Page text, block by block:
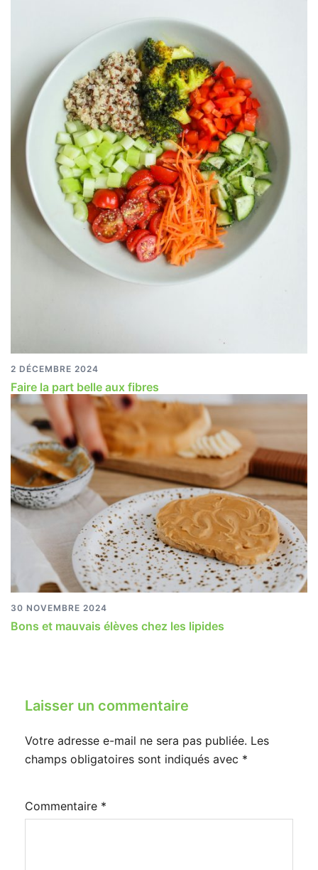
2 DÉCEMBRE 2024
Faire la part belle aux fibres
30 NOVEMBRE 2024
Bons et mauvais élèves chez les lipides
Laisser un commentaire
Votre adresse e-mail ne sera pas publiée. Les
champs obligatoires sont indiqués avec *
Commentaire *